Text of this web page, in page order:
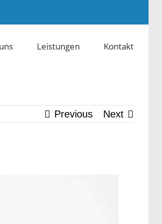
Leistungen Kontakt
Previous Next